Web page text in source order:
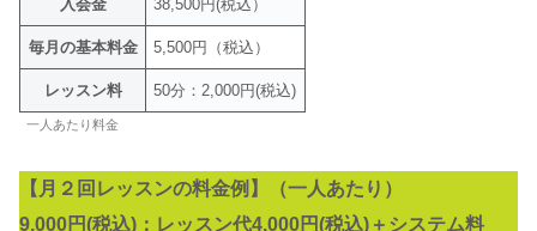
入会金 38,500円(税込）
毎月の基本料金 5,500円（税込）
レッスン料 50分：2,000円(税込)
一人あたり料金
【月２回レッスンの料金例】（一人あたり）
9,000円(税込)：レッスン代4,000円(税込)＋システム料